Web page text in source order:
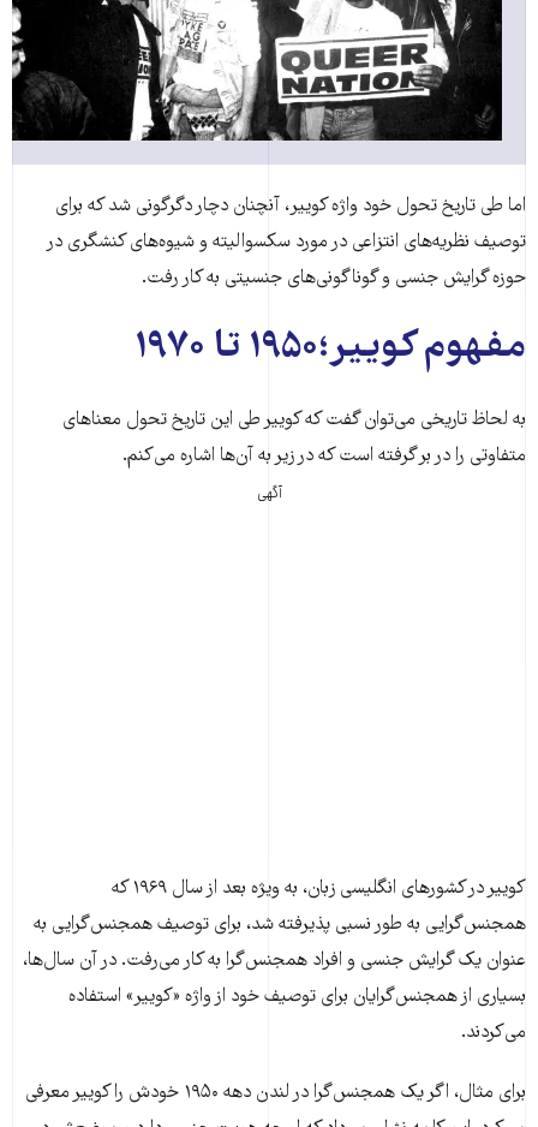
اما طی تاریخ تحول خود واژه کوییر، آنچنان دچار دگرگونی شد که برای
توصیف نظریه‌های انتزاعی در مورد سکسوالیته و شیوه‌های کنشگری در
حوزه گرایش جنسی و گوناگونی‌های جنسیتی به کار رفت.
مفهوم کوییر؛۱۹۵۰ تا ۱۹۷۰
به لحاظ تاریخی می‌توان گفت که کوییر طی این تاریخ تحول معناهای
متفاوتی را در بر گرفته است که در زیر به آن‌ها اشاره می‌کنم.
آگهی
کوییر در کشورهای انگلیسی زبان، به ویژه بعد از سال ۱۹۶۹ که
همجنس‌گرایی به طور نسبی پذیرفته شد، برای توصیف همجنس‌گرایی به
عنوان یک گرایش جنسی و افراد همجنس‌گرا به کار می‌رفت. در آن سال‌ها،
بسیاری از همجنس‌گرایان برای توصیف خود از واژه «کوییر» استفاده
می‌کردند.
برای مثال، اگر یک همجنس‌گرا در لندن دهه ۱۹۵۰ خودش را کوییر معرفی